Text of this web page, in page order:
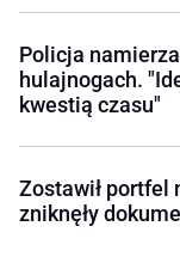
Policja
hulajnogach.
kwestią czasu"
Zostawił portfel
zniknęły